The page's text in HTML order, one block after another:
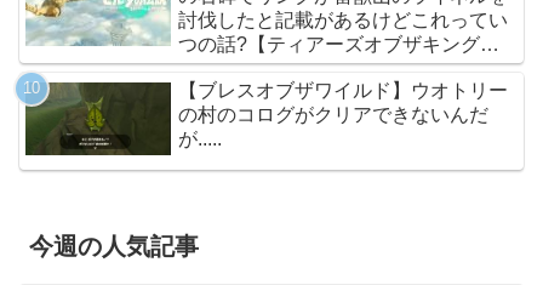
討伐したと記載があるけどこれってい
つの話?【ティアーズオブザキングダ
ム】
【ブレスオブザワイルド】ウオトリー
の村のコログがクリアできないんだ
が.....
今週の人気記事